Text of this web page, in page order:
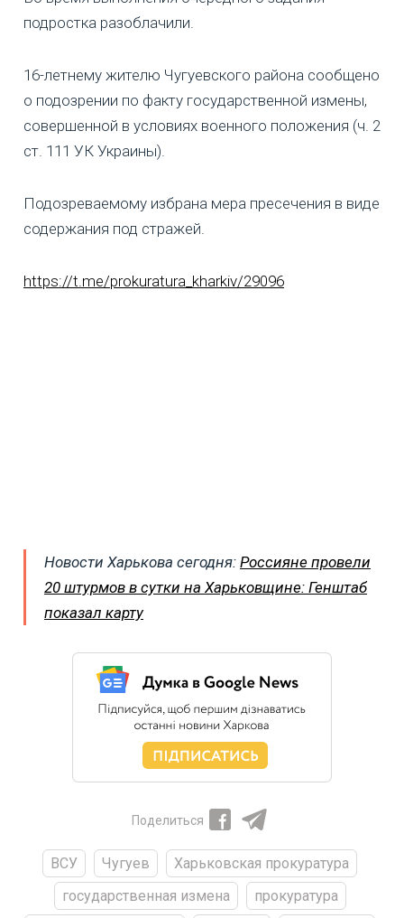
подростка разоблачили.
16-летнему жителю Чугуевского района сообщено
о подозрении по факту государственной измены,
совершенной в условиях военного положения (ч. 2
ст. 111 УК Украины).
Подозреваемому избрана мера пресечения в виде
содержания под стражей.
https://t.me/prokuratura_kharkiv/29096
Новости Харькова сегодня: Россияне провели
20 штурмов в сутки на Харьковщине: Генштаб
показал карту
Поделиться
ВСУ Чугуев
Харьковская прокуратура
государственная измена
прокуратура